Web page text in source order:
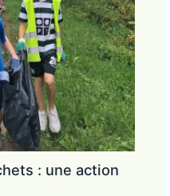
: une action